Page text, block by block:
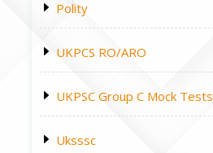
Polity
UKPCS RO/ARO
UKPSC Group C Mock Tests
Uksssc